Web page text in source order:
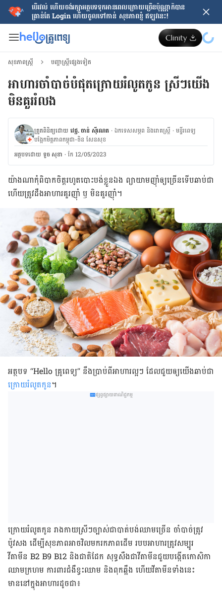
បើរវល់ ហើយចង់​រក្សាអត្ថបទទុកអានពេលក្រោយ​ច្រើនប៉ុណ្ណាក៏បាន
គ្រាន់តែ​ Login ហើយចូលទៅកាន់ សុខភាពខ្ញុំ ឥឡូវនេះ!
សុខភាពស្ត្រី បញ្ហាស្ត្រីផ្សេងទៀត
អាហារ​ចាំបាច់​បំផុត​ក្រោយ​រំលូត​កូន ស្រី​ៗ​យើង​
មិន​គួរ​រំលង​
ត្រួតពិនិត្យដោយ វេជ្ជ. ចាន់ ស៊ីណេត ·ឯកទេសសម្ភព និងរោគស្ត្រី ·ម​ន្ទីរពេទ្យ
បង្អែកមិត្តភាពកម្ពុជា-ចិន សែនសុខ
អត្ថបទ​ដោយ ទូច សុខា ·កែ 12/05/2023
យ៉ាងណាកុំពិបាកចិត្តរហូតបោះបង់ខ្លួនឯង ព្យាយាមញ៉ាំឲ្យច្រើនទើបឆាប់ជា
ហើយត្រូវដឹងអាហារគួរញ៉ាំ ឫ មិនគួរញ៉ាំ។
អត្ថបទ “Hello គ្រូពេទ្យ” នឹងប្រាប់ពីអាហារល្អៗ ដែលជួយឲ្យយើងឆាប់ជា
ក្រោយរំលូតកូន។
ផ្សព្វផ្សាយពាណិជ្ជកម្ម
ក្រោយរំលូតកូន រាងកាយស្រីៗច្បាស់ជាបាត់បង់ឈាមច្រើន ចាំបាច់ត្រូវ
ប៉ូវសង ដើម្បីសុខភាពអាចវិលមករកភាពដើម របបអាហារត្រូវសម្បូរ
វីតាមីន B2 B9 B12 និងជាតិដែក សុទ្ធសឹងជាវីតាមីនជួយបង្កើតកោសិកា
ឈាមក្រហម ការពារជំងឺខ្វះឈាម និងពុកឆ្អឹង ហើយវីតាមីនទាំងនេះ
មាននៅក្នុងអាហារដូចជា៖